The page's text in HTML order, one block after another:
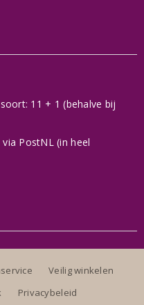
11 + 1 (behalve bij
PostNL (in heel
Veilig winkelen
Privacybeleid